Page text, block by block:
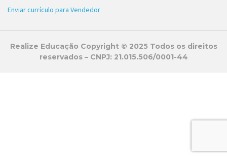
Enviar currículo para Vendedor
Realize Educação Copyright © 2025 Todos os direitos
reservados – CNPJ: 21.015.506/0001-44